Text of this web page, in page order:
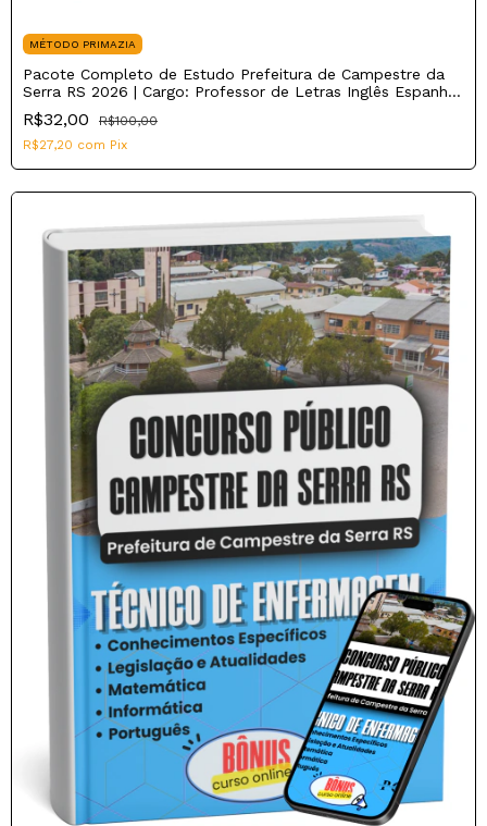
MÉTODO PRIMAZIA
Pacote Completo de Estudo Prefeitura de Campestre da
Serra RS 2026 | Cargo: Professor de Letras Inglês Espanhol
Literatura
R$32,00
R$100,00
R$27,20 com Pix